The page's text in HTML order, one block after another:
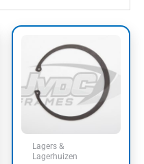
Lagers &
Lagerhuizen